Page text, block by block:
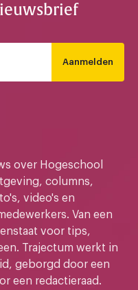
Aanmelden
over Hogeschool
columns,
video's en
Van een
voor tips,
Trajectum werkt in
geborgd door een
een redactieraad.